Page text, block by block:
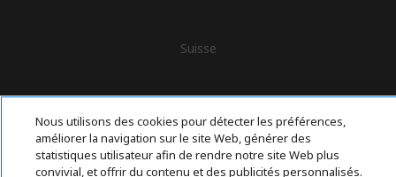
Suisse
Nous utilisons des cookies pour détecter les préférences,
améliorer la navigation sur le site Web, générer des
statistiques utilisateur afin de rendre notre site Web plus
convivial, et offrir du contenu et des publicités personnalisés.